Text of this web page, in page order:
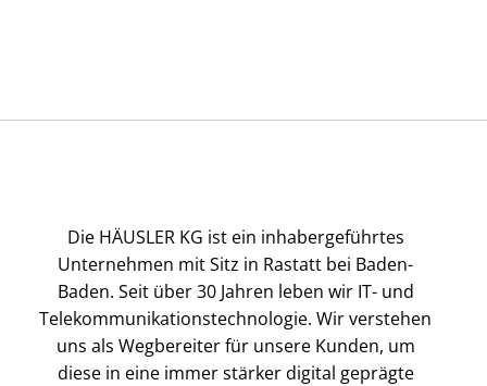
Die HÄUSLER KG ist ein inhabergeführtes
Unternehmen mit Sitz in Rastatt bei Baden-
Baden. Seit über 30 Jahren leben wir IT- und
Telekommunikationstechnologie. Wir verstehen
uns als Wegbereiter für unsere Kunden, um
diese in eine immer stärker digital geprägte